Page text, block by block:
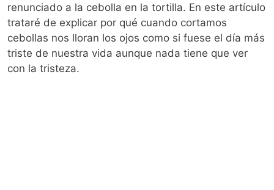
renunciado a la cebolla en la tortilla. En este artículo
trataré de explicar por qué cuando cortamos
cebollas nos lloran los ojos como si fuese el día más
triste de nuestra vida aunque nada tiene que ver
con la tristeza.